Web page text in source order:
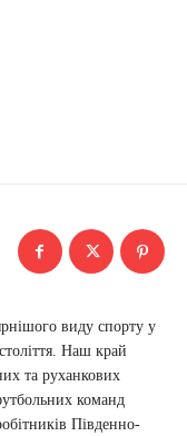
виду спорту у
Наш край
та руханкових
команд
Південно-